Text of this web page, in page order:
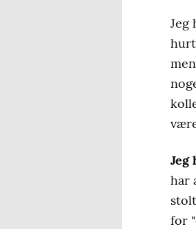
Jeg
Jeg
har
for "